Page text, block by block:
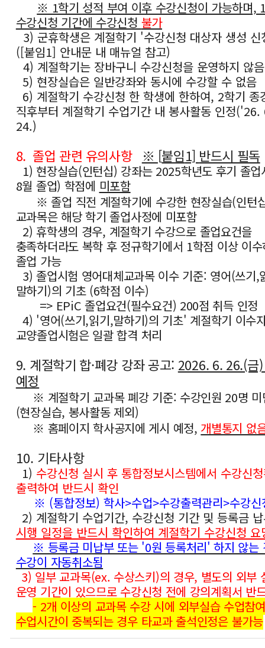
※ 1학기 성적 부여 이후 수강신청이 가능하며,
수강신청 기간에 수강신청 불가
3) 군휴학생은 계절학기 '수강신청 대상자 생성
([붙임1] 안내문 내 매뉴얼 참고)
4) 계절학기는 장바구니 수강신청을 운영하지 않음
5) 현장실습은 일반강좌와 동시에 수강할 수 없음
6) 계절학기 수강신청 한 학생에 한하여, 2학기 종
직후부터 계절학기 수업기간 내 봉사활동 인정
24.)
8. 졸업 관련 유의사항 ※ [붙임1] 반드시 필독
1) 현장실습(인턴십) 강좌는 2025학년도 후기 졸
8월 졸업) 학점에 미포함
※ 졸업 직전 계절학기에 수강한 현장실습(인턴
교과목은 해당 학기 졸업사정에 미포함
2) 휴학생의 경우, 계절학기 수강으로 졸업요건을
충족하더라도 복학 후 정규학기에서 1학점 이상 이
졸업 가능
3) 졸업시험 영어대체교과목 이수 기준: 영어(쓰기,
말하기)의 기초 (6학점 이수)
=> EPiC 졸업요건(필수요건) 200점 취득 인정
4) '영어(쓰기,읽기,말하기)의 기초' 계절학기 이수
교양졸업시험은 일괄 합격 처리
9. 계절학기 합·폐강 강좌 공고: 2026. 6. 26.(금
예정
※ 계절학기 교과목 폐강 기준: 수강인원 20명 미
(현장실습, 봉사활동 제외)
※ 홈페이지 학사공지에 게시 예정, 개별통지 없
10. 기타사항
1) 수강신청 실시 후 통합정보시스템에서 수강신
출력하여 반드시 확인
※ (통합정보) 학사>수업>수강출력관리>수강신
2) 계절학기 수업기간, 수강신청 기간 및 등록금
시행 일정을 반드시 확인하여 계절학기 수강신청 요
※ 등록금 미납부 또는 '0원 등록처리' 하지 않는
수강이 자동취소됨
3) 일부 교과목(ex. 수상스키)의 경우, 별도의 외부
운영 기간이 있으므로 수강신청 전에 강의계획서 반
- 2개 이상의 교과목 수강 시에 외부실습 수업참
수업시간이 중복되는 경우 타교과 출석인정은 불가능